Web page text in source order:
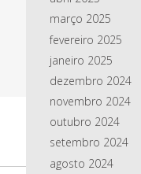
março 2025
fevereiro 2025
janeiro 2025
dezembro 2024
novembro 2024
outubro 2024
setembro 2024
agosto 2024